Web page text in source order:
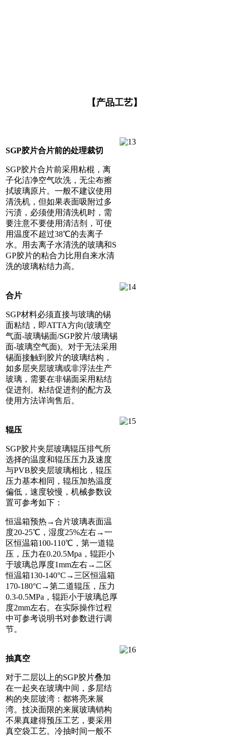
【产品工艺】
SGP胶片合片前的处理裁切
SGP胶片合片前采用粘棍，离
子化洁净空气吹洗，无尘布擦
拭玻璃原片。一般不建议使用
清洗机，但如果表面吸附过多
污渍，必须使用清洗机时，需
要注意不要使用清洁剂，可使
用温度不超过38℃的去离子
水。用去离子水清洗的玻璃和S
GP胶片的粘合力比用自来水清
洗的玻璃粘结力高。
合片
SGP材料必须直接与玻璃的锡
面粘结，即ATTA方向(玻璃空
气面-玻璃锡面/SGP胶片/玻璃锡
面-玻璃空气面)。对于无法采用
锡面接触到胶片的玻璃结构，
如多层夹层玻璃或非浮法生产
玻璃，需要在非锡面采用粘结
促进剂。粘结促进剂的配方及
使用方法详询售后。
辊压
SGP胶片夹层玻璃辊压排气所
选择的温度和辊压压力及速度
与PVB胶夹层玻璃相比，辊压
压力基本相同，辊压加热温度
偏低，速度较慢，机械参数设
置可参考如下：
恒温箱预热→合片玻璃表面温
度20-25℃，湿度25%左右→一
区恒温箱100-110℃，第一道辊
压，压力在0.20.5Mpa，辊距小
于玻璃总厚度1mm左右→二区
恒温箱130-140°C→三区恒温箱
170-180°C→第二道辊压，压力
0.3-0.5MPa，辊距小于玻璃总厚
度2mm左右。在实际操作过程
中可参考说明书对参数进行调
节。
抽真空
对于二层以上的SGP胶片叠加
在一起夹在玻璃中间，多层结
构的夹层玻湾：都将亮来展
湾。技决面限的来展玻璃销构
不果真建得预压工艺，要采用
真空袋工艺。冷抽时间一般不